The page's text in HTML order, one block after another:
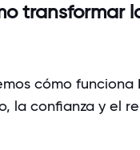
cómo
la confianza y el